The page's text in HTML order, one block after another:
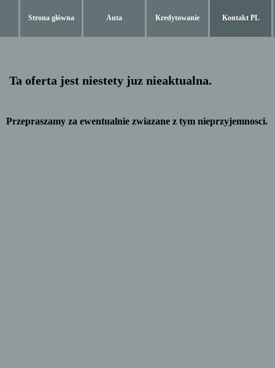
Strona główna Auta Kredytowanie Kontakt PL
Ta oferta jest niestety juz nieaktualna.
Przepraszamy za ewentualnie zwiazane z tym nieprzyjemnosci.